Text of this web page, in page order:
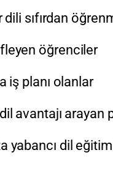
sıfırdan
öğrenciler
iş planı olanlar
avantajı
yabancı dil